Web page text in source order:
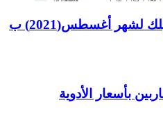
ارتفاع مؤشر أسعار المستهلك لشهر أغسطس(2021) ب
بأسعار الأدوية